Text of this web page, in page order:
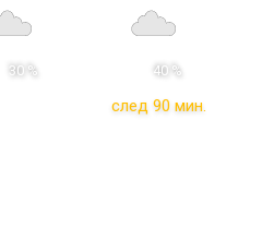
30 %
след 90 мин.
40 %